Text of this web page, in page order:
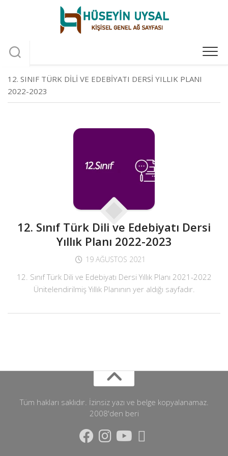
12. SINIF TÜRK DILI VE EDEBIYATI DERSI YILLIK PLANI
2022-2023
12. Sınıf Türk Dili ve Edebiyatı Dersi
Yıllık Planı 2022-2023
19 AĞUSTOS 2021
12. Sınıf Türk Dili ve Edebiyatı Dersi Yıllık Planı 2021-2022
Ünitelendirilmiş Yıllık Planının yer aldığı sayfadır.
Tüm hakları saklıdır. İzinsiz yazı ve belge kopyalanamaz.
2008'den beri